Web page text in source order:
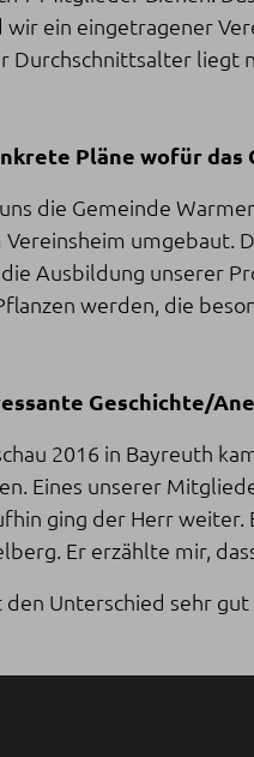
wir ein eingetragener
Durchschnittsalter liegt
Pläne wofür
die Gemeinde
umgebaut.
Ausbildung unserer
werden, die
Geschichte/
2016 in Bayreuth
Eines unserer
ging der Herr
Er erzählte mir,
Unterschied sehr